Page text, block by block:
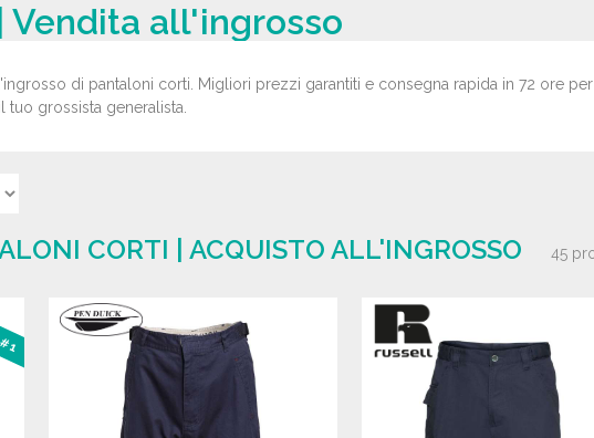
Vendita all'ingrosso
di pantaloni corti. Migliori prezzi garantiti e consegna rapida in 72 ore
tuo grossista generalista.
CORTI | ACQUISTO ALL'INGROSSO 45